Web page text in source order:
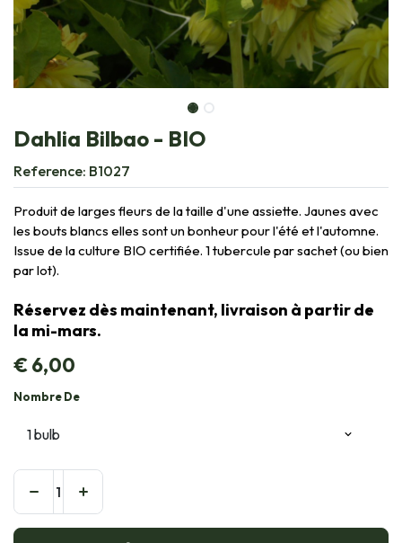
Dahlia Bilbao - BIO
Reference: B1027
Produit de larges fleurs de la taille d'une assiette. Jaunes avec
les bouts blancs elles sont un bonheur pour l'été et l'automne.
Issue de la culture BIO certifiée. 1 tubercule par sachet (ou bien
par lot).
Réservez dès maintenant, livraison à partir de
la mi-mars.
€6,00
Nombre De